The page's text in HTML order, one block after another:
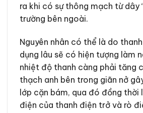
ra khi có sự thông mạch từ dây
trường bên ngoài.
Nguyên nhân có thể là do
dụng lâu sẽ có hiện tượng làm
nhiệt độ thanh càng phải tăng
thạch anh bên trong giãn nở
lớp cặn bám, qua đó đồng thời
điện của thanh điện trở và rò